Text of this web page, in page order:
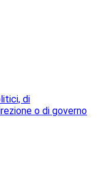
di
o di governo